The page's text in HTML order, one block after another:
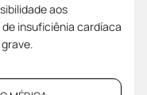
aos
insuficiênia cardíaca